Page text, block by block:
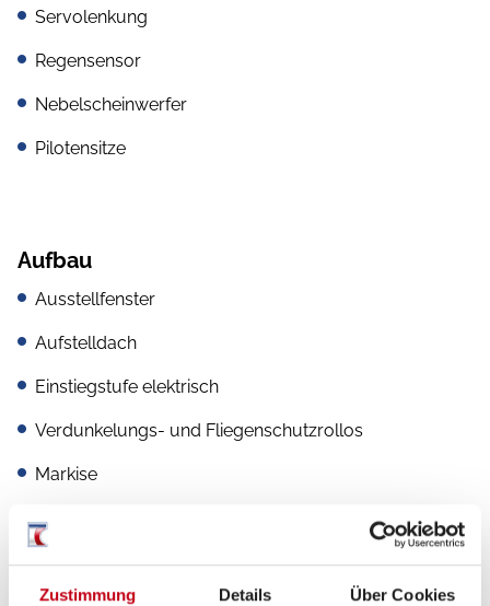
Zustimmung Details Über Cookies
Servolenkung
Regensensor
Nebelscheinwerfer
Pilotensitze
Aufbau
Ausstellfenster
Aufstelldach
Einstiegstufe elektrisch
Verdunkelungs- und Fliegenschutzrollos
Markise
Glattblech